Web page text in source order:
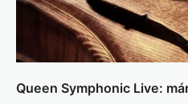
Queen Symphonic Live: